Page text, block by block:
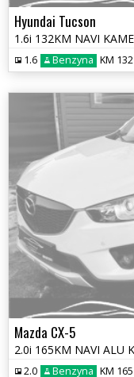
Hyundai Tucson
1.6 Benzyna KM 132
Mazda CX-5
2.0 Benzyna KM 165